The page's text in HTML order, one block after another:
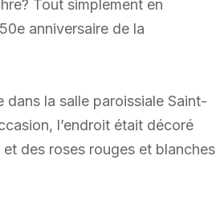
Tout simplement en
anniversaire de la
dans la salle paroissiale Saint-
l’endroit était décoré
des roses rouges et blanches